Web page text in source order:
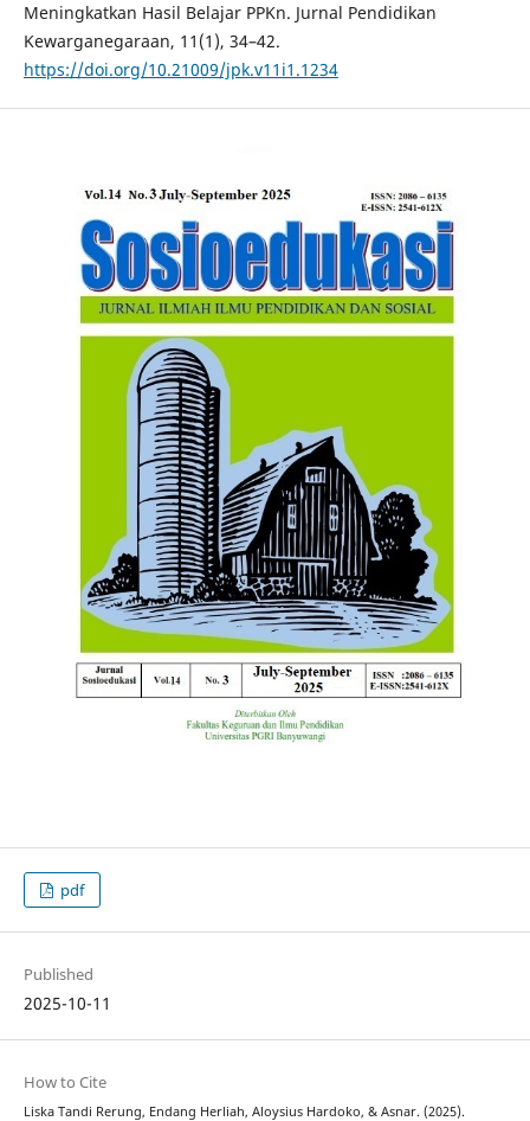
Meningkatkan Hasil Belajar PPKn. Jurnal Pendidikan
Kewarganegaraan, 11(1), 34–42.
https://doi.org/10.21009/jpk.v11i1.1234
pdf
Published
2025-10-11
How to Cite
Liska Tandi Rerung, Endang Herliah, Aloysius Hardoko, & Asnar. (2025).